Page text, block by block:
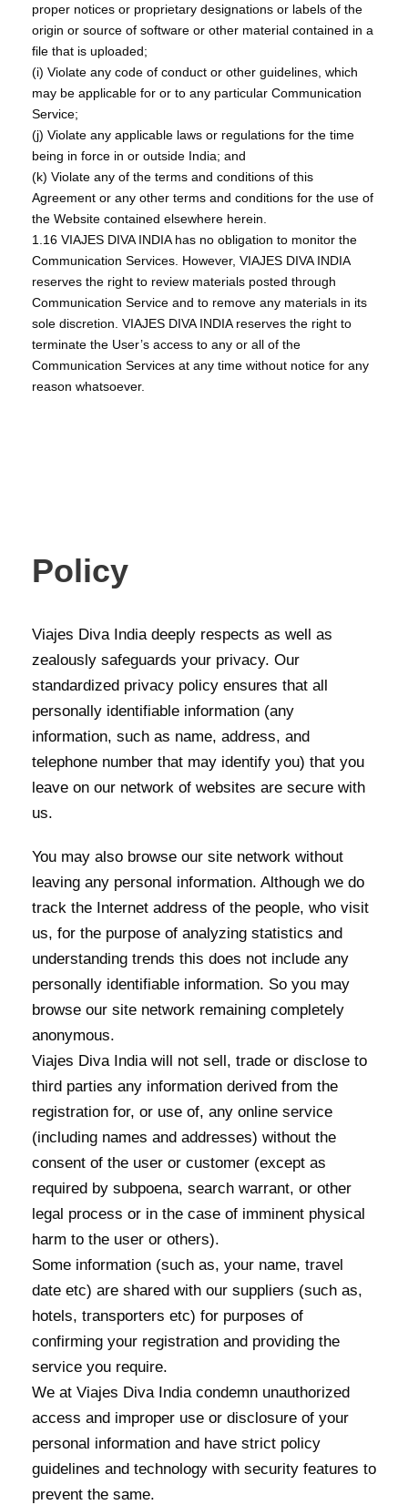
proper notices or proprietary designations or labels of the
origin or source of software or other material contained in a
file that is uploaded;
(i) Violate any code of conduct or other guidelines, which
may be applicable for or to any particular Communication
Service;
(j) Violate any applicable laws or regulations for the time
being in force in or outside India; and
(k) Violate any of the terms and conditions of this
Agreement or any other terms and conditions for the use of
the Website contained elsewhere herein.
1.16 VIAJES DIVA INDIA has no obligation to monitor the
Communication Services. However, VIAJES DIVA INDIA
reserves the right to review materials posted through
Communication Service and to remove any materials in its
sole discretion. VIAJES DIVA INDIA reserves the right to
terminate the User’s access to any or all of the
Communication Services at any time without notice for any
reason whatsoever.
Policy
Viajes Diva India deeply respects as well as
zealously safeguards your privacy. Our
standardized privacy policy ensures that all
personally identifiable information (any
information, such as name, address, and
telephone number that may identify you) that you
leave on our network of websites are secure with
us.
You may also browse our site network without
leaving any personal information. Although we do
track the Internet address of the people, who visit
us, for the purpose of analyzing statistics and
understanding trends this does not include any
personally identifiable information. So you may
browse our site network remaining completely
anonymous.
Viajes Diva India will not sell, trade or disclose to
third parties any information derived from the
registration for, or use of, any online service
(including names and addresses) without the
consent of the user or customer (except as
required by subpoena, search warrant, or other
legal process or in the case of imminent physical
harm to the user or others).
Some information (such as, your name, travel
date etc) are shared with our suppliers (such as,
hotels, transporters etc) for purposes of
confirming your registration and providing the
service you require.
We at Viajes Diva India condemn unauthorized
access and improper use or disclosure of your
personal information and have strict policy
guidelines and technology with security features to
prevent the same.